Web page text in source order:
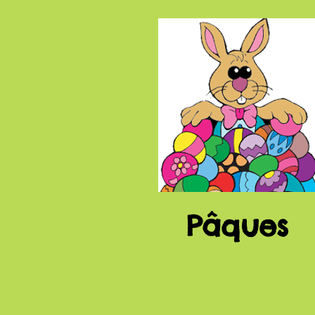
Pâques